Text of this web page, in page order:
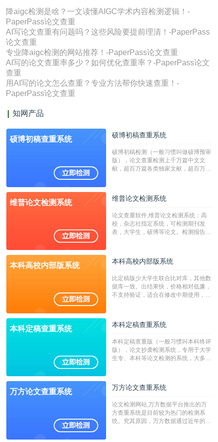
降aigc检测是啥？一文读懂AIGC学术内容检测逻辑！-
PaperPass论文查重
AI写论文查重有问题吗？这些风险要提前理清！-PaperPass
论文查重
专业降aigc检测的网站推荐！-PaperPass论文查重
AI写的论文查重率多少？如何优化查重率？-PaperPass论文
查重
用AI写的论文怎么查重？专业方法帮你快速查重！-
PaperPass论文查重
知网产品
硕博初稿查重系统 硕博初稿查重系统
硕博初稿检测（一般习惯叫做硕博预审
版），论文查重检测上千万篇中文文
献，超百万篇各类独家文献，超百万港
校用来检测硕博论文的系统，检测范围
广，数据来源真实，检测算法合理!本
字符数30万）
维普论文检测系统 维普论文检测系统
论文查重软件,维普论文检测系统：高
校，杂志社指定系统，可检测期刊发
表，大学生，硕博等论文。检测报告支
本科高校内部版系统 本科高校内部版系统
比定稿版少大学生联合比对库，其他数
据库一致。出结果快，价格相对低廉，
不支持验证，适合在修改中期使用，定
本科定稿查重系统 本科定稿查重系统
本科定稿查重版（一般习惯叫本科终评
版），论文抄袭检测系统，专用于大学
生专、本科等论文检测的系统，大多数
万方论文查重系统 万方论文查重系统
论文检测网站,万方数据平台推出的万
方查重系统是目前较为热门的检测系
统。究其原因，万方数据通过近年的发